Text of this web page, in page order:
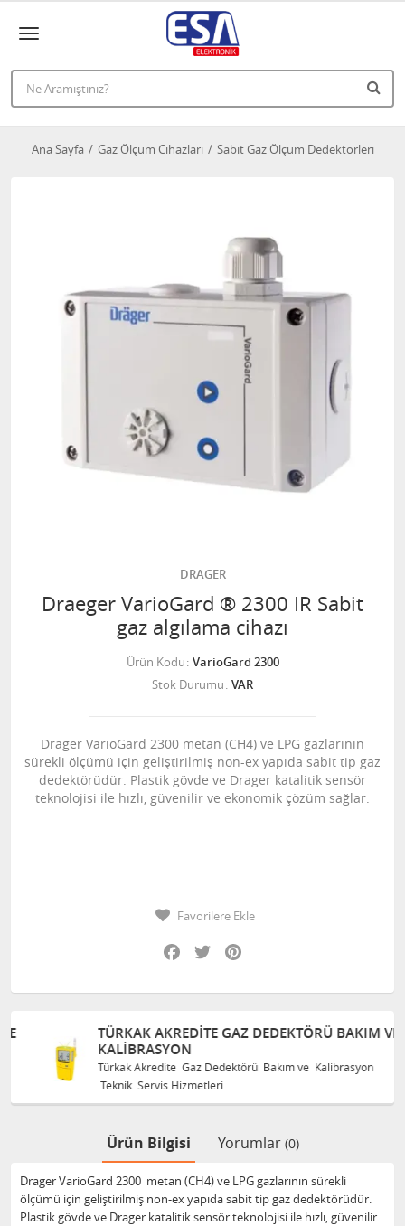
Ana Sayfa Gaz Ölçüm Cihazları Sabit Gaz Ölçüm Dedektörleri
DRAGER
Draeger VarioGard ® 2300 IR Sabit
gaz algılama cihazı
Ürün Kodu VarioGard 2300
Stok Durumu VAR
Drager VarioGard 2300 metan (CH4) ve LPG gazlarının
sürekli ölçümü için geliştirilmiş non-ex yapıda sabit tip gaz
dedektörüdür. Plastik gövde ve Drager katalitik sensör
teknolojisi ile hızlı, güvenilir ve ekonomik çözüm sağlar.
Favorilere Ekle
Facebook
Twitter
TÜRKAK AKREDITE GAZ DEDEKTÖRÜ BAKIM VE
KALIBRASYON
Türkak Akredite Gaz Dedektörü Bakım ve Kalibrasyon
Teknik Servis Hizmetleri
Ürün Bilgisi Yorumlar (0)
Drager VarioGard 2300 metan (CH4) ve LPG gazlarının sürekli
ölçümü için geliştirilmiş non-ex yapıda sabit tip gaz dedektörüdür.
Plastik gövde ve Drager katalitik sensör teknolojisi ile hızlı, güvenilir